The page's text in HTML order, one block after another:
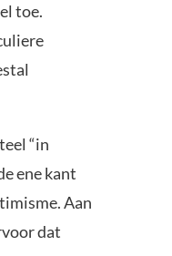
toe.
“in
ene kant
Aan
dat